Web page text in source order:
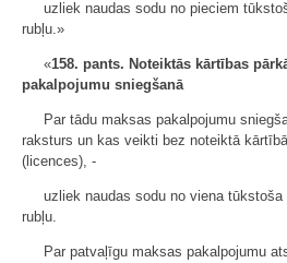
uzliek naudas sodu no pieciem
rubļu.»
«158. pants. Noteiktās kārtības
pakalpojumu sniegšanā
Par tādu maksas pakalpojumu
raksturs un kas veikti bez noteiktā
(licences), -
uzliek naudas sodu no viena
rubļu.
Par patvaļīgu maksas pakalpojumu